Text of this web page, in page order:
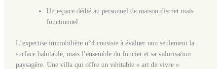
Un espace dédié au personnel de maison discret mais
fonctionnel.
L’expertise immobilière n°4 consiste à évaluer non seulement la
surface habitable, mais l’ensemble du foncier et sa valorisation
paysagère. Une villa qui offre un véritable « art de vivre »